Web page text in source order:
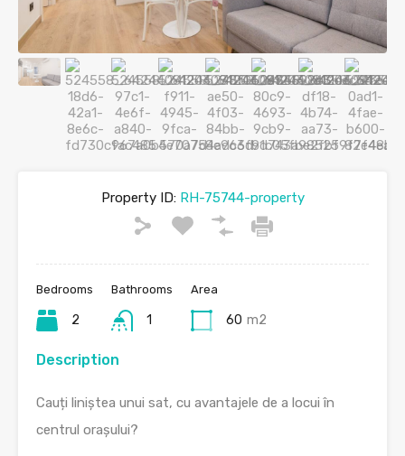
Property ID:RH-75744-property
Bedrooms
2
Bathrooms
1
Area
60 m2
Description
Cauți liniștea unui sat, cu avantajele de a locui în
centrul orașului?